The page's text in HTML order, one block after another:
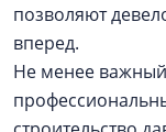
позволяют
вперед.
Не менее